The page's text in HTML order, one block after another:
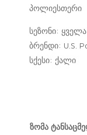
პოლიესთერი
სეზონი: ყველა
ბრენდი: U.S.
სქესი: ქალი
ზომა